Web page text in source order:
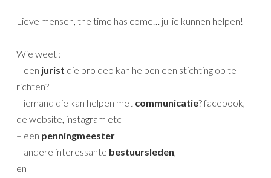
Lieve mensen, the time has come… jullie kunnen helpen!
Wie weet :
– een jurist die pro deo kan helpen een stichting op te
richten?
– iemand die kan helpen met communicatie? facebook,
de website, instagram etc
– een penningmeester
– andere interessante bestuursleden,
en